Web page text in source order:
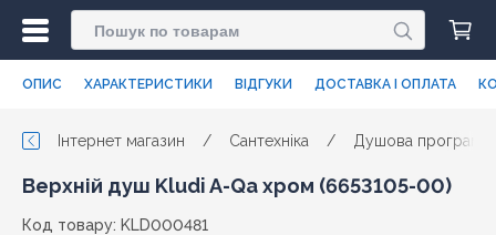
ОПИС ХАРАКТЕРИСТИКИ ВІДГУКИ ДОСТАВКА І ОПЛАТА
Інтернет магазин / Сантехніка / Душова програма
Верхній душ Kludi A-Qa хром (6653105-00)
Код товару: KLD000481